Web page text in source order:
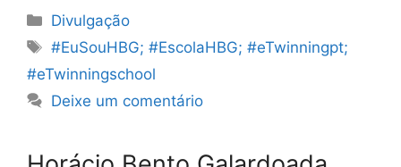
Categorias
Divulgação
Etiquetas
#EuSouHBG; #EscolaHBG; #eTwinningpt;
#eTwinningschool
Deixe um comentário